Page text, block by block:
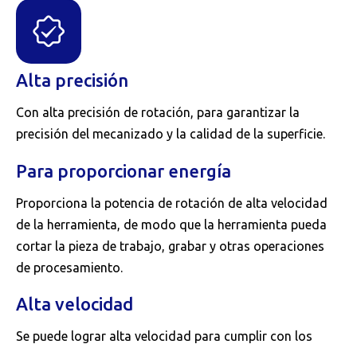
Alta precisión
Con alta precisión de rotación, para garantizar la
precisión del mecanizado y la calidad de la superficie.
Para proporcionar energía
Proporciona la potencia de rotación de alta velocidad
de la herramienta, de modo que la herramienta pueda
cortar la pieza de trabajo, grabar y otras operaciones
de procesamiento.
Alta velocidad
Se puede lograr alta velocidad para cumplir con los